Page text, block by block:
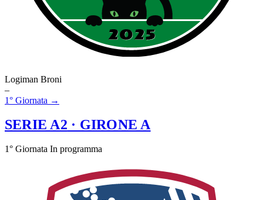
Logiman Broni
–
1° Giornata →
SERIE A2 · GIRONE A
1° Giornata In programma